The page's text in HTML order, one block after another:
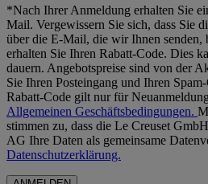
*Nach Ihrer Anmeldung erhalten Sie
Mail. Vergewissern Sie sich, dass Sie
über die E-Mail, die wir Ihnen senden,
erhalten Sie Ihren Rabatt-Code. Dies
dauern. Angebotspreise sind von der
Sie Ihren Posteingang und Ihren
Rabatt-Code gilt nur für
Allgemeinen Geschäftsbedingungen.
stimmen zu, dass die Le Creuset
AG Ihre Daten als gemeinsame
Datenschutzerklärung.